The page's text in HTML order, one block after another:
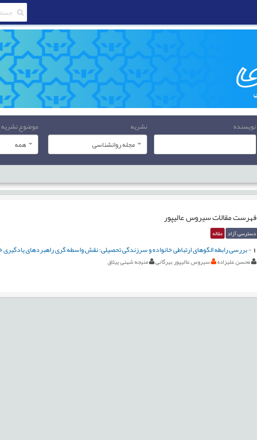
نویسنده
نشریه
مجله روانشناسی
موضوع نشریه
همه
فهرست مقالاتسیروس عالیپور
دسترسی آزاد مقاله
1
-بررسی رابطه الگوهای ارتباطی خانواده و سرزندگی تحصیلی: نقش واسطه گری راهبردهای
محسن علیزاده سیروس عالیپور بیرگانی منیجه شهنی ییلاق